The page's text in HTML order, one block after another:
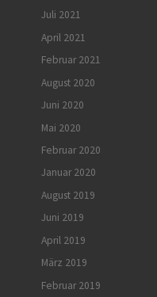
Juli 2021
April 2021
Februar 2021
August 2020
Juni 2020
Mai 2020
Februar 2020
Januar 2020
August 2019
Juni 2019
April 2019
März 2019
Februar 2019